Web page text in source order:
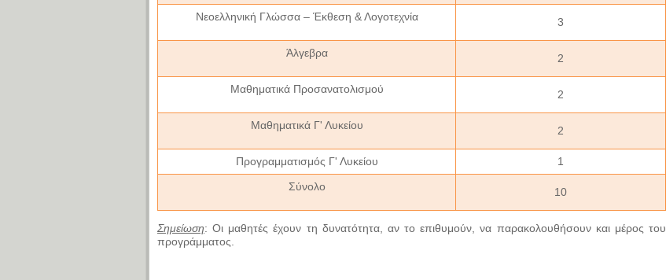
Νεοελληνική Γλώσσα – Έκθεση & Λογοτεχνία 3
Άλγεβρα 2
Μαθηματικά Προσανατολισμού 2
Μαθηματικά Γ' Λυκείου 2
Προγραμματισμός Γ' Λυκείου
1
Σύνολο
10
Σημείωση: Οι μαθητές έχουν τη δυνατότητα, αν το επιθυμούν, να παρακολουθήσουν και μέρος του
προγράμματος.